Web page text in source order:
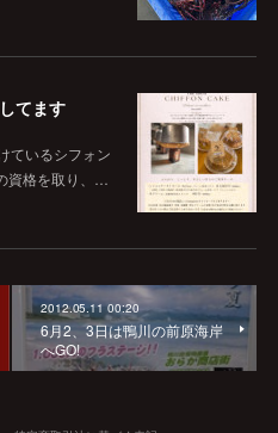
てます
ているシフォン
資格を取り、…
2012.05.11 00:20
6月2、3日は鴨川の前原海岸
へGO!